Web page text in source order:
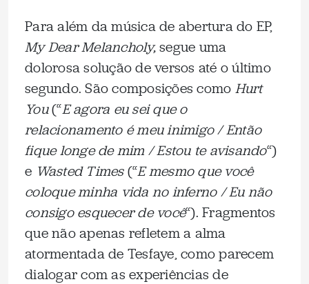
Para além da música de abertura do EP,
My Dear Melancholy,segue uma
dolorosa solução de versos até o último
segundo. São composições como Hurt
You(“E agora eu sei que o
relacionamento é meu inimigo / Então
fique longe de mim / Estou te avisando“)
e Wasted Times(“E mesmo que você
coloque minha vida no inferno / Eu não
consigo esquecer de você“). Fragmentos
que não apenas refletem a alma
atormentada de Tesfaye, como parecem
dialogar com as experiências de